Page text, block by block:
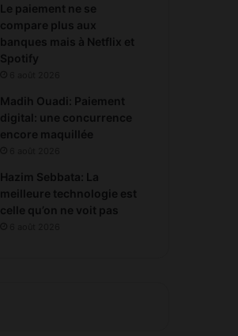
Le paiement ne se
compare plus aux
banques mais à Netflix et
Spotify
Madih Ouadi: Paiement
digital: une concurrence
encore maquillée
Hazim Sebbata: La
meilleure technologie est
celle qu’on ne voit pas